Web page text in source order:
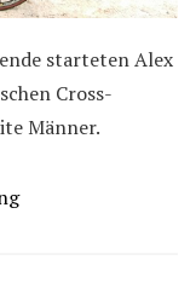
starteten Alex
Cross-
Männer.